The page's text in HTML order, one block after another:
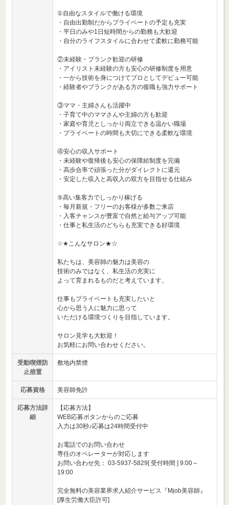
①自由なスタイルで働ける環境
・自由出勤制だからプライベートの予定も充実
・平日のみや1日短時間からの勤務も大歓迎
・自分のライフスタイルに合わせて柔軟に勤務可能
②未経験・ブランク歓迎の研修
・アイリスト未経験の方も安心の研修制度を用意
・一から技術を身につけてプロとしてデビュー可能
・経験者やブランクがある方の復職も強力サポート
③ママ・主婦さんも活躍中
・子育て中のママさんや主婦の方も歓迎
・家庭や育児としっかり両立できる温かい職場
・プライベートの時間も大切にできる柔軟な環境
④安心の収入サポート
・未経験や復帰後も安心の保障給制度を完備
・高歩合率で頑張った分がダイレクトに還元
・安定した収入と高収入の双方を目指せる仕組み
⑤高い集客力でしっかり稼げる
・毎月新規・フリーのお客様が多数ご来店
・入客チャンスが豊富で自然と給与アップ可能
・仕事と私生活のどちらも充実できる好環境
☆★こんなサロン★☆
私たちは、美容師の魅力は美容の
技術のみではなく、私生活の充実に
よって育まれるものだと考えています。
仕事もプライベートも充実したいと
心から思う人に魅力に思って
いただける環境づくりを目指しています。
サロン見学も大歓迎！
お気軽にお問い合わせください。
受動喫煙防
止措置
敷地内禁煙
応募資格 美容師免許
応募方法詳
細
【応募方法】
WEB応募ボタンからのご応募
入力は30秒♪応募は24時間受付中
お電話でのお問い合わせ
専任のオペレーターが対応します
お問い合わせ先： 03-5937-5829[ 受付時間 ] 9:00～
19:00
完全無料の美容業界求人紹介サービス『Mjob美容師』
[厚生労働大臣許可]